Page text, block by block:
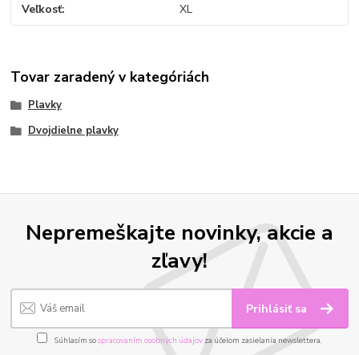
Veľkosť XL
Tovar zaradený v kategóriách
Plavky
Dvojdielne plavky
Nepremeškajte novinky, akcie a
zľavy!
Prihlásiť sa
Súhlasím sospracovaním osobných údajov za účelom zasielania newslettera.